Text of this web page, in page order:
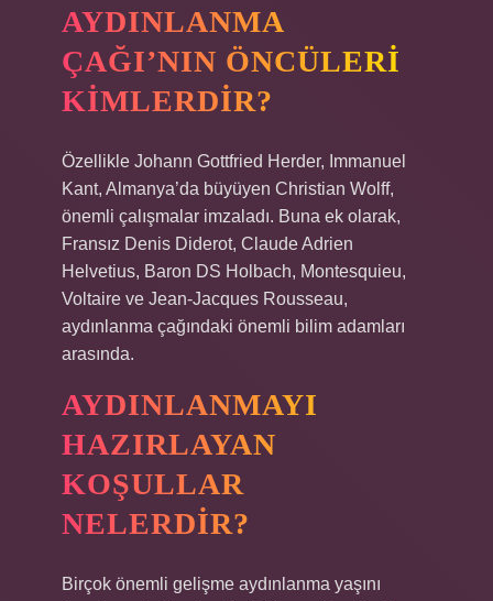
AYDINLANMA
ÇAĞI’NIN ÖNCÜLERI
KIMLERDIR?
Özellikle Johann Gottfried Herder, Immanuel
Kant, Almanya’da büyüyen Christian Wolff,
önemli çalışmalar imzaladı. Buna ek olarak,
Fransız Denis Diderot, Claude Adrien
Helvetius, Baron DS Holbach, Montesquieu,
Voltaire ve Jean-Jacques Rousseau,
aydınlanma çağındaki önemli bilim adamları
arasında.
AYDINLANMAYI
HAZIRLAYAN
KOŞULLAR
NELERDIR?
Birçok önemli gelişme aydınlanma yaşını